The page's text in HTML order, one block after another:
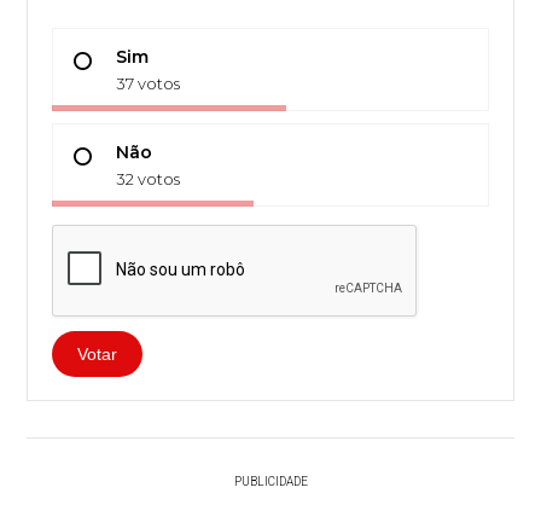
Sim
37 votos
Não
32 votos
Votar
PUBLICIDADE